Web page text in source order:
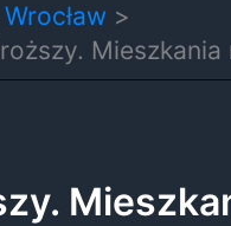
Wrocław